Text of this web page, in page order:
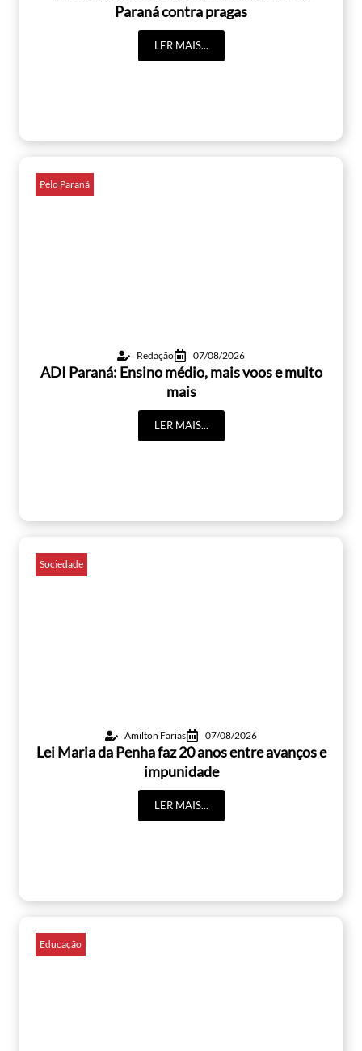
Paraná contra pragas
LER MAIS...
Pelo Paraná
Redação 07/08/2026
ADI Paraná: Ensino médio, mais voos e muito
mais
LER MAIS...
Sociedade
Amilton Farias 07/08/2026
Lei Maria da Penha faz 20 anos entre avanços e
impunidade
LER MAIS...
Educação